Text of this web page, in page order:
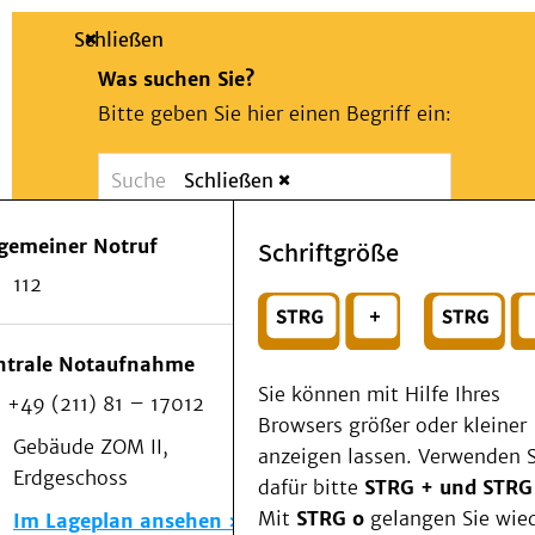
Suche
Schließen
Was suchen Sie?
Bitte geben Sie hier einen Begriff ein:
Suchen
Wählen Sie ein Thema für Ihren
Notfall
Schließen
Notruf
112
Notaufnahme
+49 (211) 81 – 17012
Gebäude ZOM II,
Erdgeschoss
Im Lageplan ansehen
Schriftgröße
Sie können mit Hilfe Ihres
Browsers größer oder kleiner
anzeigen lassen. Verwenden
dafür bitte STRG + und
Mit STRG o gelangen Sie
Patienten & Besucher
Als Patient am UKD
Beratung und Unterstützung
Veranstaltungen
Kommunikation im Medizinwesen (KIM)
Notfall
Forschung & Lehre
Medizinische Fakultät